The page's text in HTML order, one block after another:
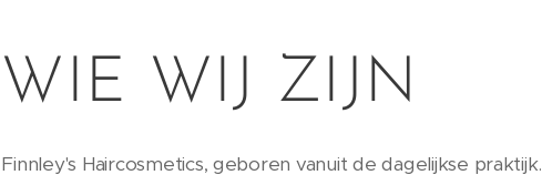
WIE WIJ ZIJN
Finnley's Haircosmetics, geboren vanuit de dagelijkse praktijk.